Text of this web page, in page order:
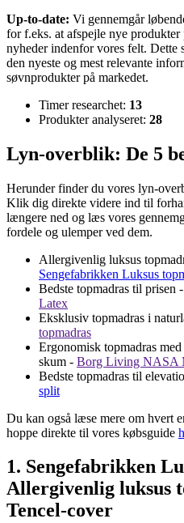
Up-to-date: Vi gennemgår
for f.eks. at afspejle nye
nyheder indenfor vores felt. Dette
den nyeste og mest relevante
søvnprodukter på markedet.
Timer researchet: 13
Produkter analyseret: 28
Lyn-overblik: De 5
Herunder finder du vores lyn-
Klik dig direkte videre ind til
længere ned og læs vores
fordele og ulemper ved dem.
Allergivenlig luksus
Sengefabrikken Luksus
Bedste topmadras til prisen -
Latex
Eksklusiv topmadras i
topmadras
Ergonomisk topmadras
skum - Borg Living NASA
Bedste topmadras til
split
Du kan også læse mere om hvert
hoppe direkte til vores købsguide
1. Sengefabrikken
Allergivenlig luksus
Tencel-cover